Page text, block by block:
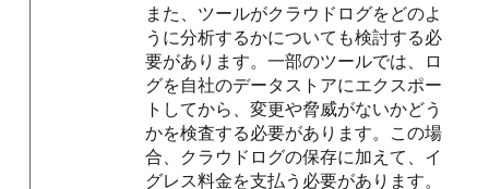
また、ツールがクラウドログをどのよ
うに分析するかについても検討する必
要があります。一部のツールでは、ロ
グを自社のデータストアにエクスポー
トしてから、変更や脅威がないかどう
かを検査する必要があります。この場
合、クラウドログの保存に加えて、イ
グレス料金を支払う必要があります。